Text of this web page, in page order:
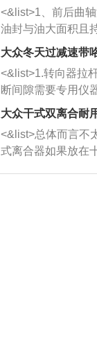
西取出来。但如果
的堵塞，就需要将
洗剂对堵塞的情况
放在燃油箱中，与
动时，就可以和汽
室，最后形成废气
催化器得到清洗，
能够得到解决。
一圈半的练习，往
圈数。 <&list>3、
习，这样就可以形
驾驶车辆时，不需
向。
<&list>1、前后曲
油封与油大面积且
和发动机内持续温
逐渐减弱，导致渗
活塞间隙过大：积
的间隙扩大，导致
造成烧机油。
机油粘度过小的话
象，机油粘度过小
大众冬天过减速带
<&list>1.转向器拉
断间隙需要专用仪
无法制作，需要将
店；<&list>2.车辆
裂，破裂后会出现
损严重，磨损的半
响；<&list>3.稳定
大众干式双离合耐
<&list>总体而言不
式离合器如果放在